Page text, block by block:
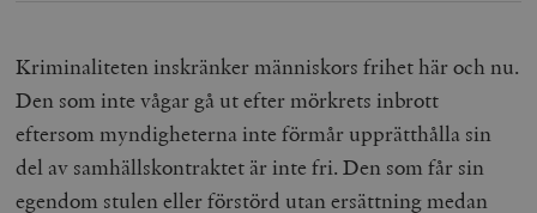
Kriminaliteten inskränker människors frihet här och nu.
Den som inte vågar gå ut efter mörkrets inbrott
eftersom myndigheterna inte förmår upprätthålla sin
del av samhällskontraktet är inte fri. Den som får sin
egendom stulen eller förstörd utan ersättning medan